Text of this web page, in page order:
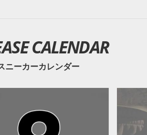
CALENDAR
ニーカーカレンダー